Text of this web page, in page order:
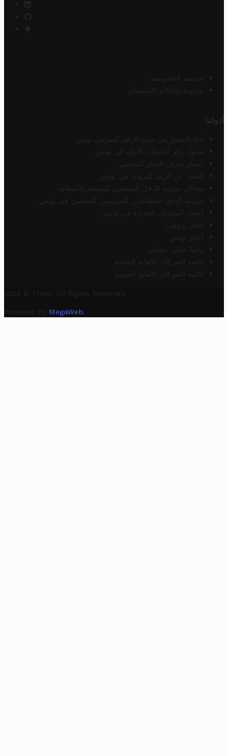
سياسة الخصوصية
شروط وأحكام الاستخدام
أدواتنا
أداة التحقق من صحة الرقم الضريبي تونس
محول رقم الحساب الآيبان في تونس
أسعار صرف الدينار التونسي
البحث عن الرمز البريدي في تونس
محاكي ضريبة الدخل الشخصي للموظف/المتقاعد
ضريبة الدخل للمتقاعدين الفرنسيين المقيمين في تونس
أسعار السيارات الجديدة في تونس
أخبار تروفيت
أخبار تونس
رابط خلفي مجاني
قائمة الشركات الأهلية المحلية
قائمة الشركات الأهلية الجهوية
2025 © Trovit. All Rights Reserved.
Powered By MegaWeb